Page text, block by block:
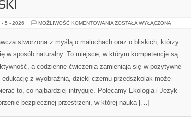
- 5 - 2026 MOŻLIWOŚĆ KOMENTOWANIA JĘZYK
ZOSTAŁA WYŁĄCZONA
stworzona z myślą o maluchach oraz o bliskich, którzy
w sposób naturalny. To miejsce, w którym kompetencje są
a codzienne ćwiczenia zamieniają się w pozytywne
edukację z wyobraźnią, dzięki czemu przedszkolak może
to, co najbardziej intryguje. Polecamy Ekologia i Język
bezpiecznej przestrzeni, w której nauka […]